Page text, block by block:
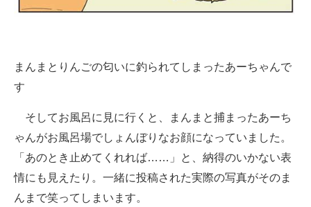
まんまとりんごの匂いに釣られてしまったあーちゃんで
す
そしてお風呂に見に行くと、まんまと捕まったあーち
ゃんがお風呂場でしょんぼりなお顔になっていました。
「あのとき止めてくれれば……」と、納得のいかない表
情にも見えたり。一緒に投稿された実際の写真がそのま
んまで笑ってしまいます。